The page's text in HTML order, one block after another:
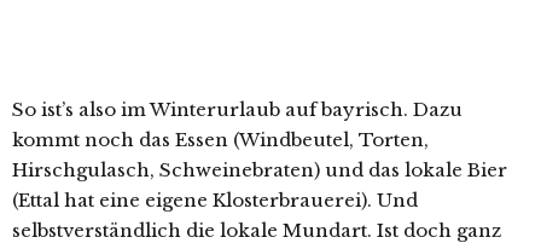
So ist’s also im Winterurlaub auf bayrisch. Dazu
kommt noch das Essen (Windbeutel, Torten,
Hirschgulasch, Schweinebraten) und das lokale Bier
(Ettal hat eine eigene Klosterbrauerei). Und
selbstverständlich die lokale Mundart. Ist doch ganz